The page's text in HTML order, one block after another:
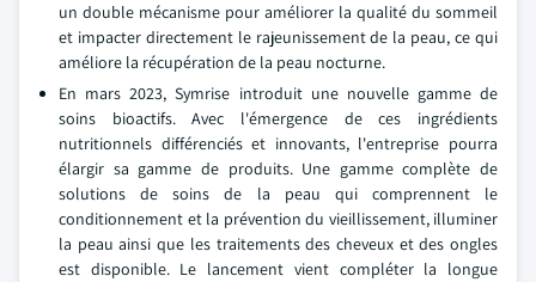
un double mécanisme pour améliorer la qualité du sommeil
et impacter directement le rajeunissement de la peau, ce qui
améliore la récupération de la peau nocturne.
En mars 2023, Symrise introduit une nouvelle gamme de
soins bioactifs. Avec l'émergence de ces ingrédients
nutritionnels différenciés et innovants, l'entreprise pourra
élargir sa gamme de produits. Une gamme complète de
solutions de soins de la peau qui comprennent le
conditionnement et la prévention du vieillissement, illuminer
la peau ainsi que les traitements des cheveux et des ongles
est disponible. Le lancement vient compléter la longue